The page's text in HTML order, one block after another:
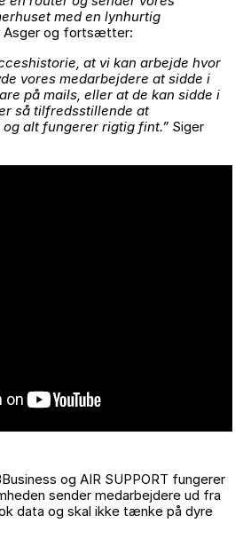
med en lynhurtig
Asger og fortsætter:
at vi kan arbejde hvor
vores medarbejdere at sidde i
på mails, eller at de kan sidde i
så tilfredsstillende at
alt fungerer rigtig fint.” Siger
og AIR SUPPORT fungerer
sender medarbejdere ud fra
data og skal ikke tænke på dyre